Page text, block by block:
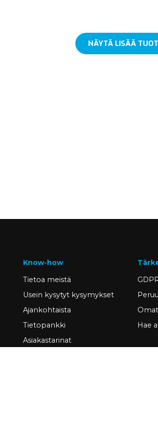
NÄYTÄ LISÄÄ
Know-how
Tietoa meistä
Usein kysytyt kysymykset
Ajankohtaista
Tietopankki
Asiakastarinat
Hae